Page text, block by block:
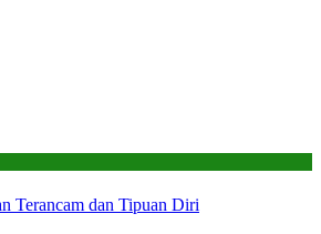
Terancam dan Tipuan Diri